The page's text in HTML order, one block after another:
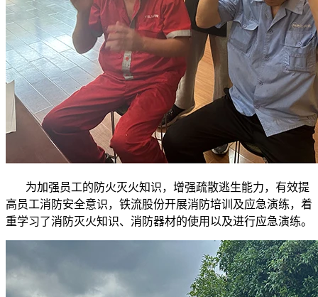
为加强员工的防火灭火知识，增强疏散逃生能力，有效提
高员工消防安全意识，铁流股份开展消防培训及应急演练，着
重学习了消防灭火知识、消防器材的使用以及进行应急演练。